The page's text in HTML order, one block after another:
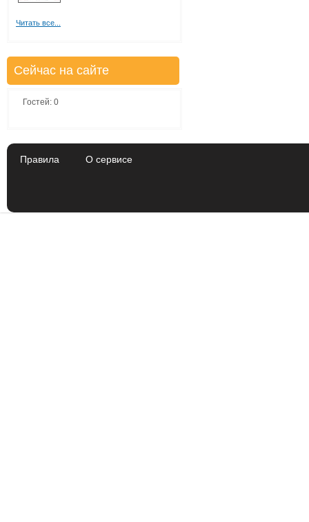
Читать все...
Сейчас на сайте
Гостей: 0
Правила О сервисе